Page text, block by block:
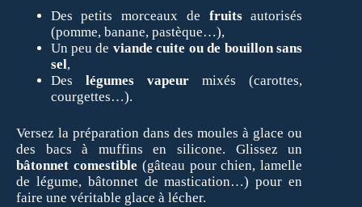
Des petits morceaux de fruitsautorisés
(pomme, banane, pastèque…),
Un peu de viande cuite ou de bouillon sans
sel,
Des légumes vapeurmixés (carottes,
courgettes…).
Versez la préparation dans des moules à glace ou
des bacs à muffins en silicone. Glissez un
bâtonnet comestible (gâteau pour chien, lamelle
de légume, bâtonnet de mastication…) pour en
faire une véritable glace à lécher.